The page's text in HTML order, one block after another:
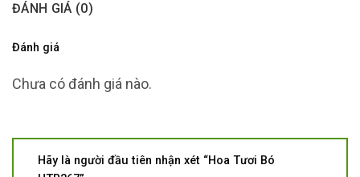
ĐÁNH GIÁ (0)
Đánh giá
Chưa có đánh giá nào.
Hãy là người đầu tiên nhận xét “Hoa Tươi Bó